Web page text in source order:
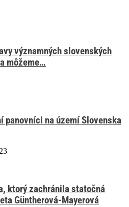
významných slovenských
môžeme…
panovníci na území Slovenska
ktorý zachránila statočná
Güntherová-Mayerová